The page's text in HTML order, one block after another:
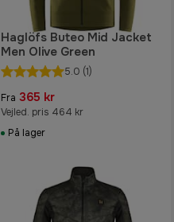
Haglöfs Buteo Mid Jacket
Men Olive Green
5.0 (1)
Fra 365 kr
Vejled. pris 464 kr
På lager